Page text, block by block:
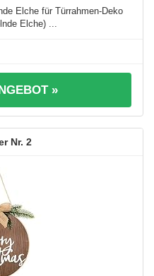
Elche für Türrahmen-Deko
Elche) ...
»
2